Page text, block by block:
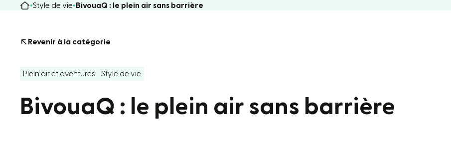
Style de vie BivouaQ : le plein air sans barrière
Revenir à la catégorie
Plein air et aventures Style de vie
BivouaQ : le plein air sans barrière